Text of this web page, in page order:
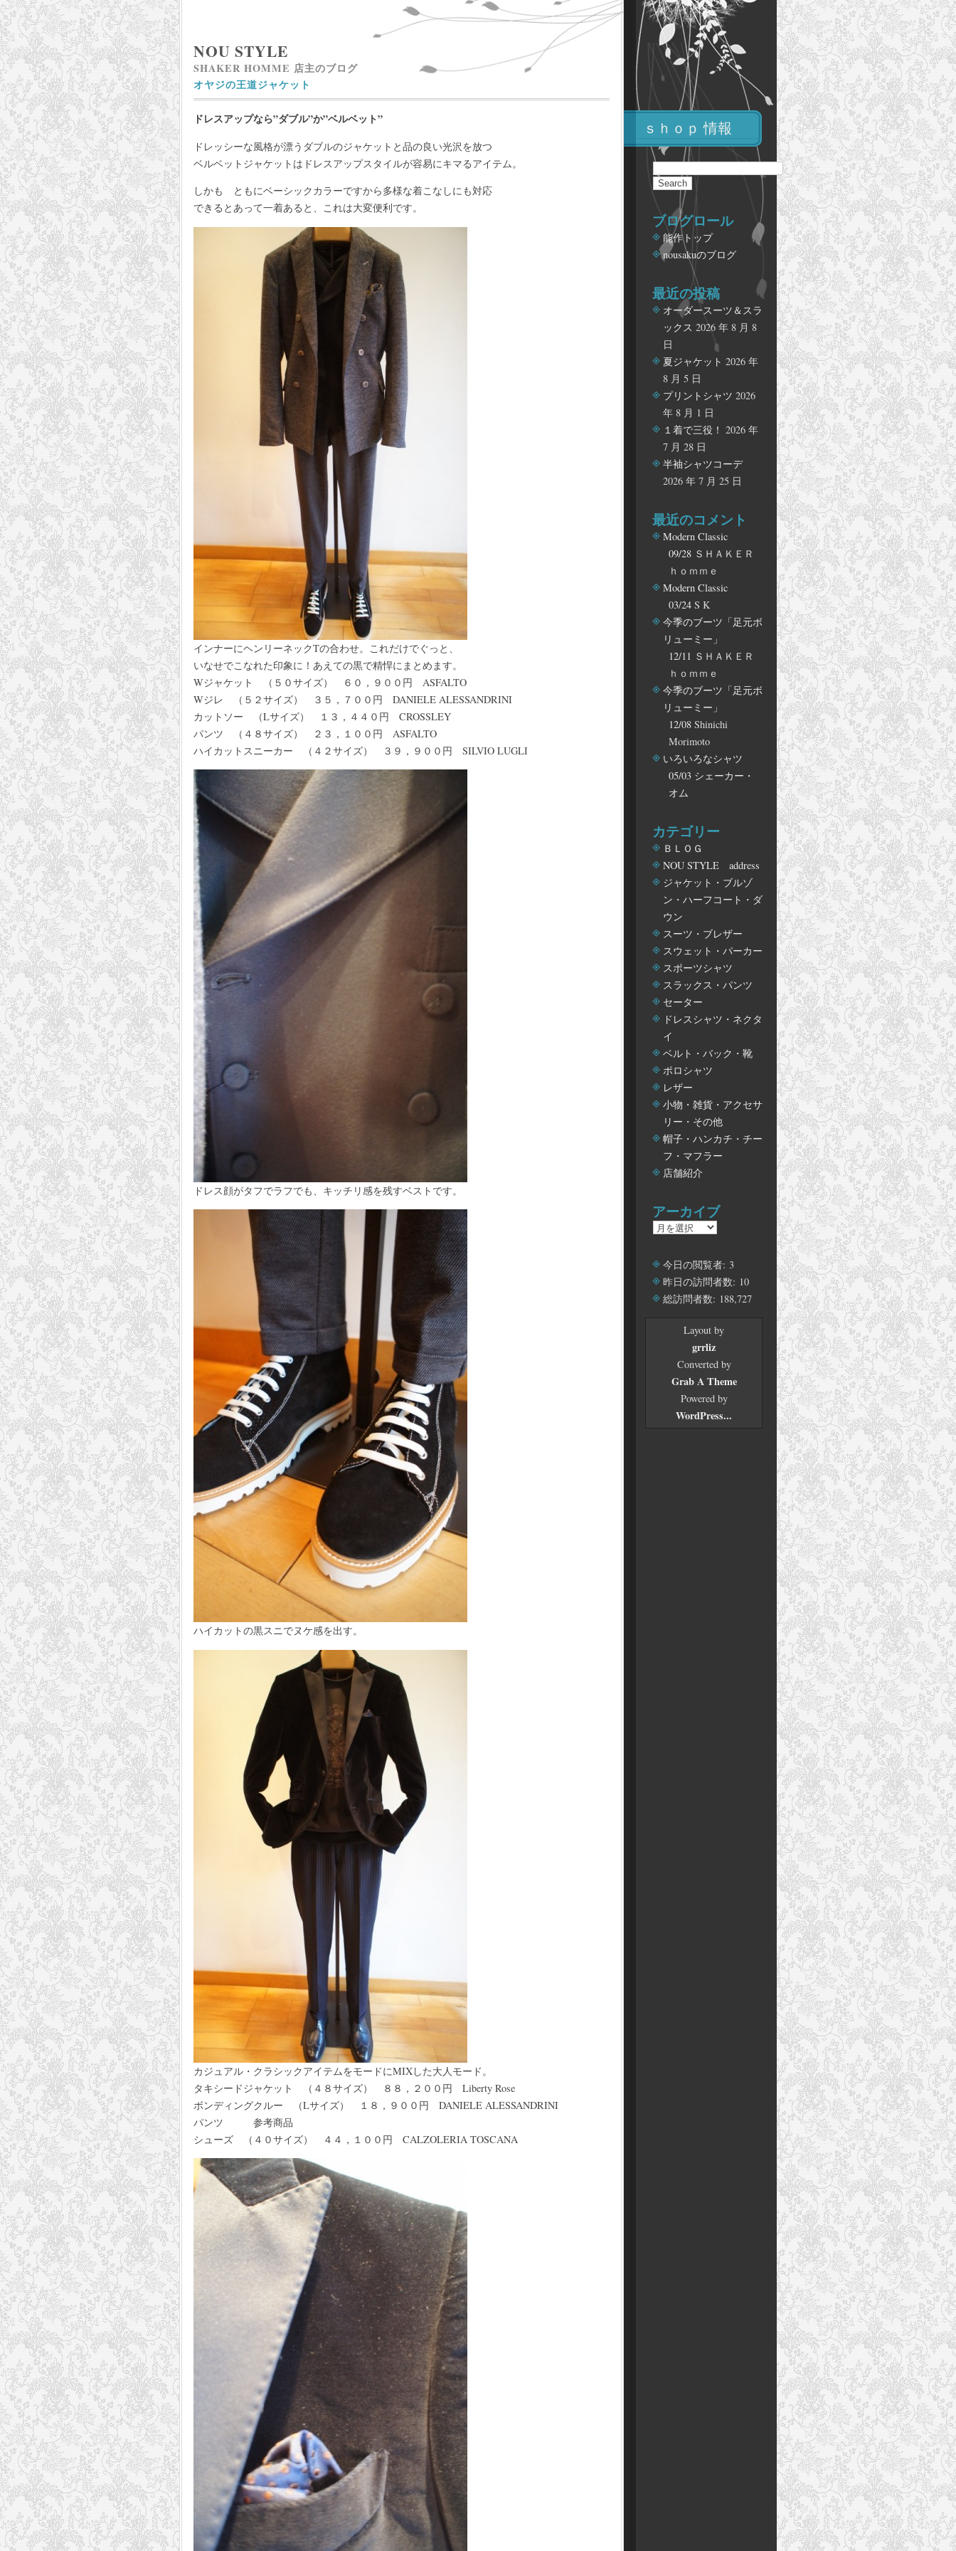
NOU STYLE
SHAKER HOMME 店主のブログ
オヤジの王道ジャケット
ドレスアップなら”ダブル”か”ベルベット”
ドレッシーな風格が漂うダブルのジャケットと品の良い光沢を放つ
ベルベットジャケットはドレスアップスタイルが容易にキマるアイテム。
しかも ともにベーシックカラーですから多様な着こなしにも対応
できるとあって一着あると、これは大変便利です。
インナーにヘンリーネックTの合わせ。これだけでぐっと、
いなせでこなれた印象に！あえての黒で精悍にまとめます。
Wジャケット （５０サイズ） ６０，９００円 ASFALTO
Wジレ （５２サイズ） ３５，７００円 DANIELE ALESSANDRINI
カットソー （Lサイズ） １３，４４０円 CROSSLEY
パンツ （４８サイズ） ２３，１００円 ASFALTO
ハイカットスニーカー （４２サイズ） ３９，９００円 SILVIO LUGLI
ドレス顔がタフでラフでも、キッチリ感を残すベストです。
ハイカットの黒スニでヌケ感を出す。
カジュアル・クラシックアイテムをモードにMIXした大人モード。
タキシードジャケット （４８サイズ） ８８，２００円 Liberty Rose
ボンディングクルー （Lサイズ） １８，９００円 DANIELE ALESSANDRINI
パンツ 参考商品
シューズ （４０サイズ） ４４，１００円 CALZOLERIA TOSCANA
ｓｈｏｐ 情報
ブログロール
能作トップ
nousakuのブログ
最近の投稿
オーダースーツ＆スラ
ックス 2026 年 8 月 8
日
夏ジャケット 2026 年
8 月 5 日
プリントシャツ 2026
年 8 月 1 日
１着で三役！ 2026 年
7 月 28 日
半袖シャツコーデ
2026 年 7 月 25 日
最近のコメント
Modern Classic
09/28 ＳＨＡＫＥＲ
ｈｏｍｍｅ
Modern Classic
03/24 S K
今季のブーツ「足元ボ
リューミー」
12/11 ＳＨＡＫＥＲ
ｈｏｍｍｅ
今季のブーツ「足元ボ
リューミー」
12/08 Shinichi
Morimoto
いろいろなシャツ
05/03 シェーカー・
オム
カテゴリー
ＢＬＯＧ
NOU STYLE address
ジャケット・ブルゾ
ン・ハーフコート・ダ
ウン
スーツ・ブレザー
スウェット・パーカー
スポーツシャツ
スラックス・パンツ
セーター
ドレスシャツ・ネクタ
イ
ベルト・バック・靴
ポロシャツ
レザー
小物・雑貨・アクセサ
リー・その他
帽子・ハンカチ・チー
フ・マフラー
店舗紹介
アーカイブ
ア
カ
イ
ブ
今日の閲覧者: 3
昨日の訪問者数: 10
総訪問者数: 188,727
Layout by
grrliz
Converted by
Grab A Theme
Powered by
WordPress...